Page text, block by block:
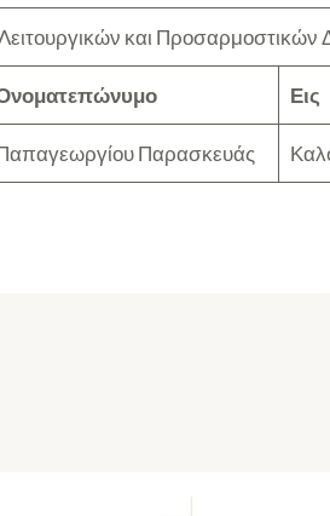
και Προσαρμοστικών
Εις
Παρασκευάς